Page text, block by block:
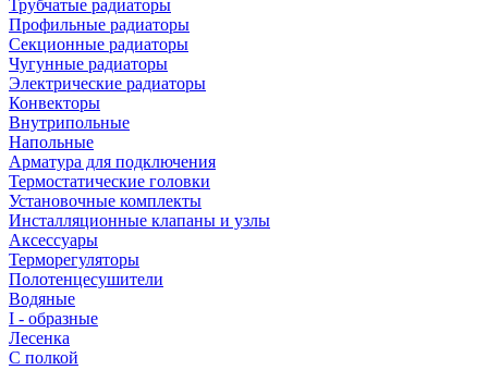
Трубчатые радиаторы
Профильные радиаторы
Секционные радиаторы
Чугунные радиаторы
Электрические радиаторы
Конвекторы
Внутрипольные
Напольные
Арматура для подключения
Термостатические головки
Установочные комплекты
Инсталляционные клапаны и узлы
Аксессуары
Терморегуляторы
Полотенцесушители
Водяные
I - образные
Лесенка
С полкой